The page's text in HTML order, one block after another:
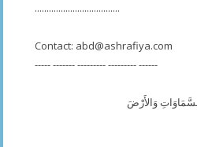
....................................
Contact: abd@ashrafiya.com
----- ------- --------- --------- ------
وَالأَرْضَ